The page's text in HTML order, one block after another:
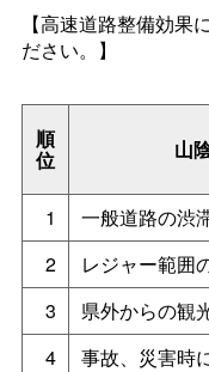
【高速道路整備効果
ださい。】
順
位 山
1
一般道路の渋
2
レジャー範囲
3
県外からの観
4
事故、災害時